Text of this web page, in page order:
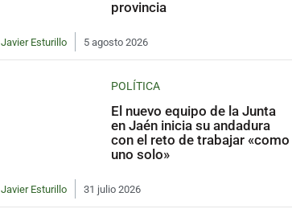
provincia
Javier Esturillo 5 agosto 2026
POLÍTICA
El nuevo equipo de la Junta
en Jaén inicia su andadura
con el reto de trabajar «como
uno solo»
Javier Esturillo 31 julio 2026